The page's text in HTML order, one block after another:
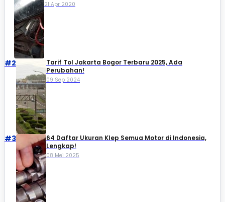
21 Apr 2020
#2
Tarif Tol Jakarta Bogor Terbaru 2025, Ada
Perubahan!
09 Sep 2024
#3
64 Daftar Ukuran Klep Semua Motor di Indonesia,
Lengkap!
08 Mei 2025